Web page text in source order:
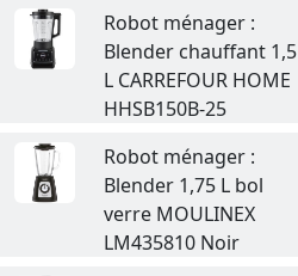
Robot ménager :
Blender chauffant 1,5
L CARREFOUR HOME
HHSB150B-25
Robot ménager :
Blender 1,75 L bol
verre MOULINEX
LM435810 Noir